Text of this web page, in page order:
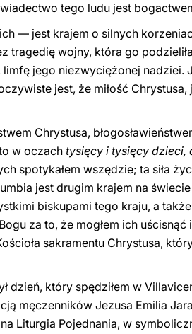
tego ludu jest
— jest krajem o silnych
wojny, która go
jego niezwyciężonej nadziei.
jest, że miłość
Chrystusa,
w oczach tysięcy i tysięcy dzieci,
spotykałem wszędzie; ta siła
jest drugim krajem na
biskupami tego kraju, a
za to, że mogłem ich uścisnąć
sakramentu Chrystusa,
który spędziłem w
męczenników Jezusa Emilia
Liturgia Pojednania, w